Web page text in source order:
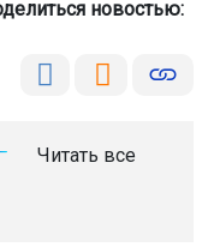
новостью:
Читать все